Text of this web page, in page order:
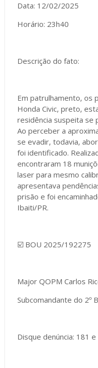
Data: 12/02/2025
Horário: 23h40
Descrição do fato:
Em patrulhamento, os
Honda Civic, preto,
residência suspeita se
Ao perceber a
se evadir, todavia,
foi identificado.
encontraram 18
laser para mesmo
apresentava
prisão e foi
Ibaiti/PR.
☑️ BOU 2025/192275
Major QOPM Carlos
Subcomandante do 2º
Disque denúncia: 181